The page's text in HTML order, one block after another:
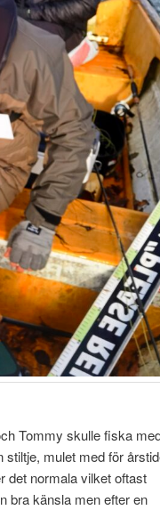
Tommy skulle fiska
stiltje, mulet med för
det normala vilket oftast
bra känsla men efter en